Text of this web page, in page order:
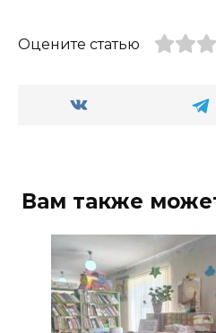
Оцените статью
Вам также